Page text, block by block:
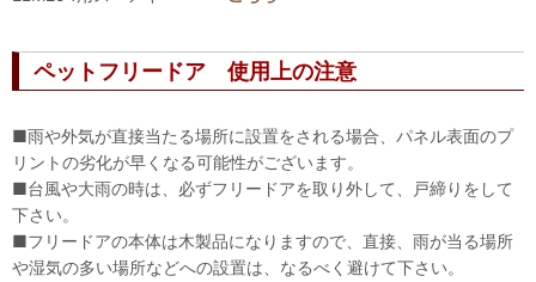
ペットフリードア 使用上の注意
■雨や外気が直接当たる場所に設置をされる場合、パネル表面のプ
リントの劣化が早くなる可能性がございます。
■台風や大雨の時は、必ずフリードアを取り外して、戸締りをして
下さい。
■フリードアの本体は木製品になりますので、直接、雨が当る場所
や湿気の多い場所などへの設置は、なるべく避けて下さい。